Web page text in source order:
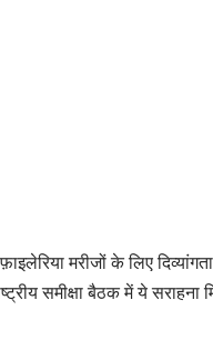
मरीजों के लिए
समीक्षा बैठक में ये